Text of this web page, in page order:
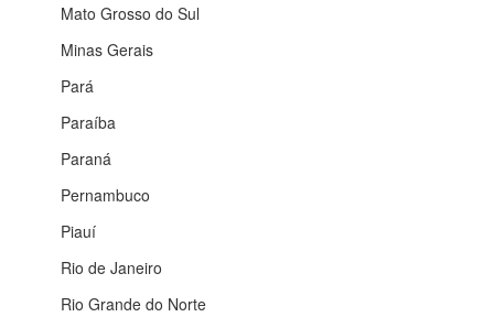
Mato Grosso do Sul
Minas Gerais
Pará
Paraíba
Paraná
Pernambuco
Piauí
Rio de Janeiro
Rio Grande do Norte